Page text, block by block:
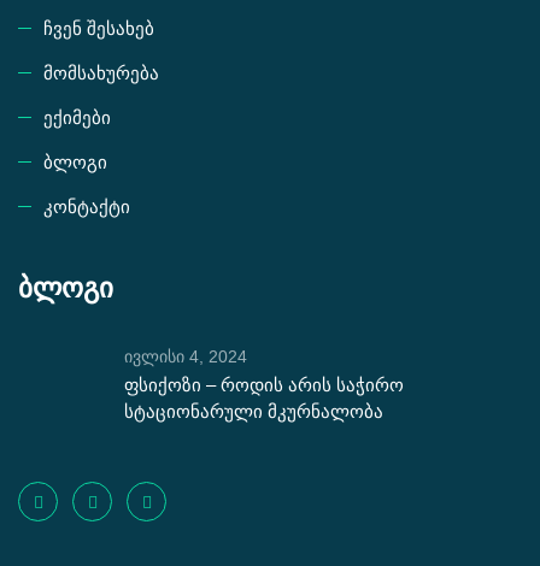
ჩვენ შესახებ
მომსახურება
ექიმები
ბლოგი
კონტაქტი
ბლოგი
ივლისი 4, 2024
ფსიქოზი – როდის არის საჭირო
სტაციონარული მკურნალობა